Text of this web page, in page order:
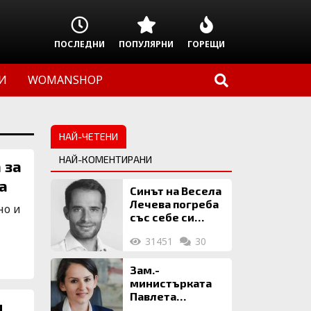
ПОСЛЕДНИ ПОПУЛЯРНИ ГОРЕЩИ
WOMANSHOP
и
НАЙ-ЧЕТЕНИ
НАЙ-КОМЕНТИРАНИ
Синът на Весела
Лечева погреба
със себе си
млн. евро
31451 30
Зам.-
министърката
Павлета